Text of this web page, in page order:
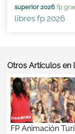
superior 2026 fp
libres fp 2026
Otros Artículos en
FP Animación